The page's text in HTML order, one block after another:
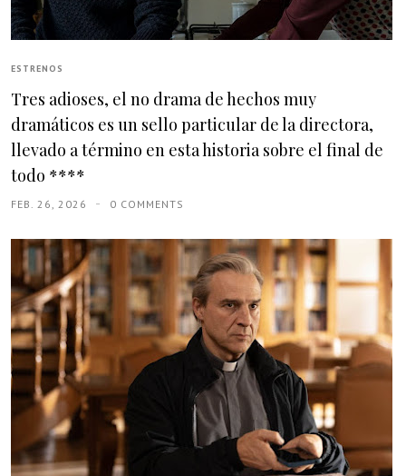
ESTRENOS
Tres adioses, el no drama de hechos muy
dramáticos es un sello particular de la directora,
llevado a término en esta historia sobre el final de
todo ****
FEB. 26, 2026 0 COMMENTS